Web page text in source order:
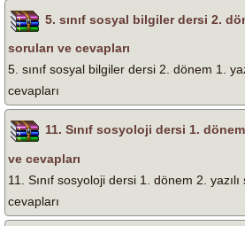
5. sınıf sosyal bilgiler dersi 2.
soruları ve cevapları
5. sınıf sosyal bilgiler dersi 2. dönem 1.
cevapları
11. Sınıf sosyoloji dersi 1. dönem
ve cevapları
11. Sınıf sosyoloji dersi 1. dönem 2. yazılı
cevapları